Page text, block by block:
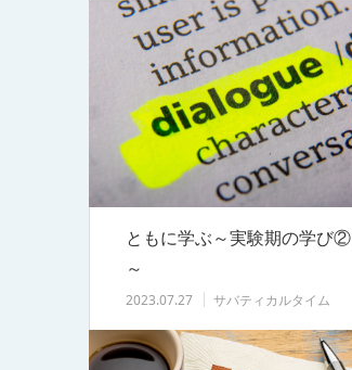
ともに学ぶ～実験期の学び②
～
2023.07.27 サバティカルタイム